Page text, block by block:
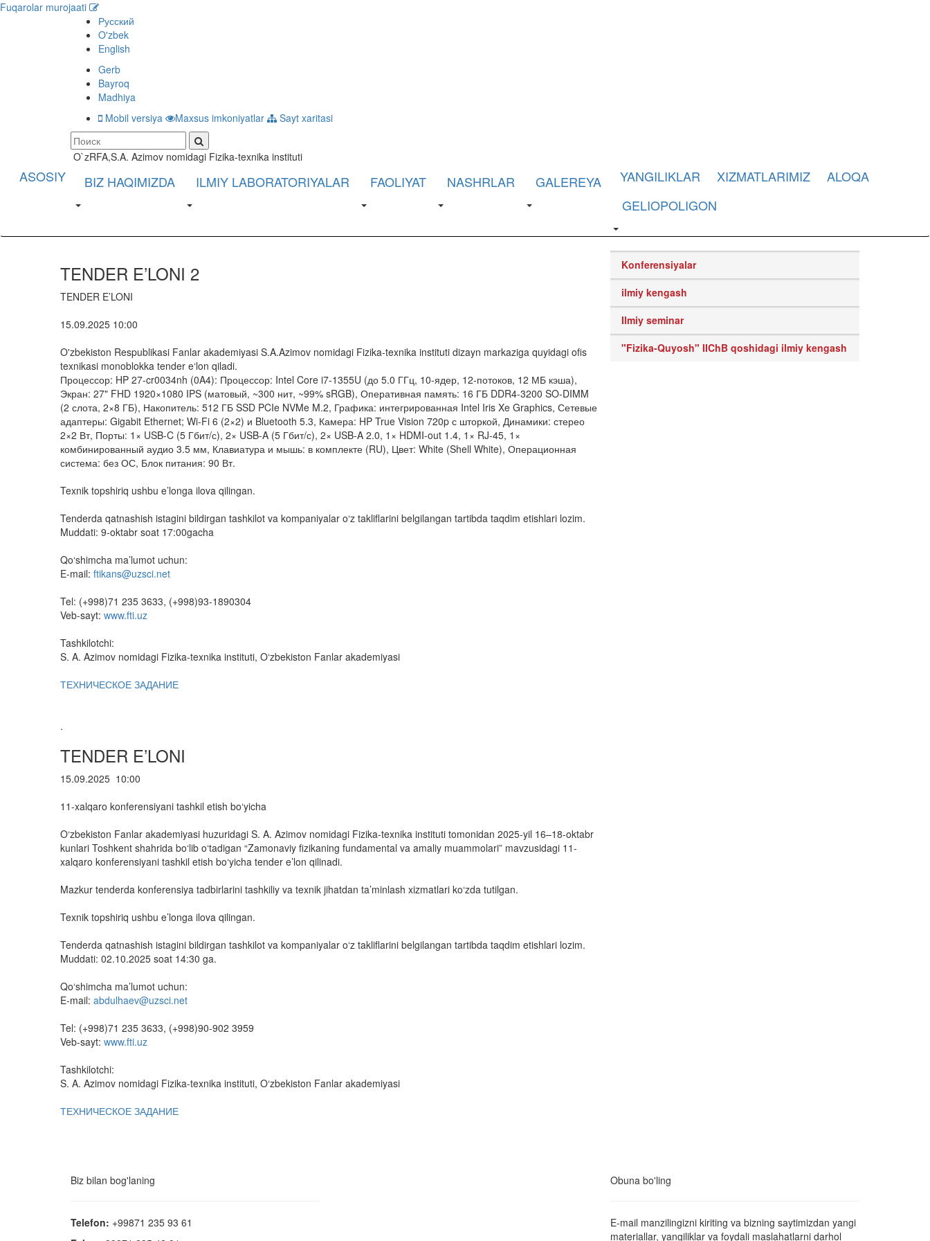
Fuqarolar murojaati
Русский
O'zbek
English
Gerb
Bayroq
Madhiya
Mobil versiya
Maxsus imkoniyatlar Sayt xaritasi
O`zRFA,S.A. Azimov nomidagi Fizika-texnika instituti
ASOSIY BIZ HAQIMIZDA ILMIY LABORATORIYALAR FAOLIYAT NASHRLAR GALEREYA YANGILIKLAR XIZMATLARIMIZ
ALOQA
GELIOPOLIGON
TENDER E’LONI 2
TENDER E’LONI
15.09.2025 10:00
O'zbekiston Respublikasi Fanlar akademiyasi S.A.Azimov nomidagi Fizika-texnika instituti dizayn markaziga quyidagi ofis
texnikasi monoblokka tender e‘lon qiladi.
Процессор: HP 27-cr0034nh (0A4): Процессор: Intel Core i7-1355U (до 5.0 ГГц, 10-ядер, 12-потоков, 12 МБ кэша),
Экран: 27" FHD 1920×1080 IPS (матовый, ~300 нит, ~99% sRGB), Оперативная память: 16 ГБ DDR4-3200 SO-DIMM
(2 слота, 2×8 ГБ), Накопитель: 512 ГБ SSD PCIe NVMe M.2, Графика: интегрированная Intel Iris Xe Graphics, Сетевые
адаптеры: Gigabit Ethernet; Wi-Fi 6 (2×2) и Bluetooth 5.3, Камера: HP True Vision 720p с шторкой, Динамики: стерео
2×2 Вт, Порты: 1× USB-C (5 Гбит/с), 2× USB-A (5 Гбит/с), 2× USB-A 2.0, 1× HDMI-out 1.4, 1× RJ-45, 1×
комбинированный аудио 3.5 мм, Клавиатура и мышь: в комплекте (RU), Цвет: White (Shell White), Операционная
система: без ОС, Блок питания: 90 Вт.
Texnik topshiriq ushbu e’longa ilova qilingan.
Tenderda qatnashish istagini bildirgan tashkilot va kompaniyalar o‘z takliflarini belgilangan tartibda taqdim etishlari lozim.
Muddati: 9-oktabr soat 17:00gacha
Qo‘shimcha ma’lumot uchun:
E-mail: ftikans@uzsci.net
Tel: (+998)71 235 3633, (+998)93-1890304
Veb-sayt: www.fti.uz
Tashkilotchi:
S. A. Azimov nomidagi Fizika-texnika instituti, O‘zbekiston Fanlar akademiyasi
ТЕХНИЧЕСКОЕ ЗАДАНИЕ
.
TENDER E’LONI
15.09.2025 10:00
11-xalqaro konferensiyani tashkil etish bo‘yicha
O‘zbekiston Fanlar akademiyasi huzuridagi S. A. Azimov nomidagi Fizika-texnika instituti tomonidan 2025-yil 16–18-oktabr
kunlari Toshkent shahrida bo‘lib o‘tadigan “Zamonaviy fizikaning fundamental va amaliy muammolari” mavzusidagi 11-
xalqaro konferensiyani tashkil etish bo‘yicha tender e’lon qilinadi.
Mazkur tenderda konferensiya tadbirlarini tashkiliy va texnik jihatdan ta’minlash xizmatlari ko‘zda tutilgan.
Texnik topshiriq ushbu e’longa ilova qilingan.
Tenderda qatnashish istagini bildirgan tashkilot va kompaniyalar o‘z takliflarini belgilangan tartibda taqdim etishlari lozim.
Muddati: 02.10.2025 soat 14:30 ga.
Qo‘shimcha ma’lumot uchun:
E-mail: abdulhaev@uzsci.net
Tel: (+998)71 235 3633, (+998)90-902 3959
Veb-sayt: www.fti.uz
Tashkilotchi:
S. A. Azimov nomidagi Fizika-texnika instituti, O‘zbekiston Fanlar akademiyasi
ТЕХНИЧЕСКОЕ ЗАДАНИЕ
Konferensiyalar
ilmiy kengash
Ilmiy seminar
"Fizika-Quyosh" IIChB qoshidagi ilmiy kengash
Biz bilan bog'laning
Telefon: +99871 235 93 61
Obuna bo'ling
E-mail manzilingizni kiriting va bizning saytimizdan yangi
materiallar, yangiliklar va foydali maslahatlarni darhol